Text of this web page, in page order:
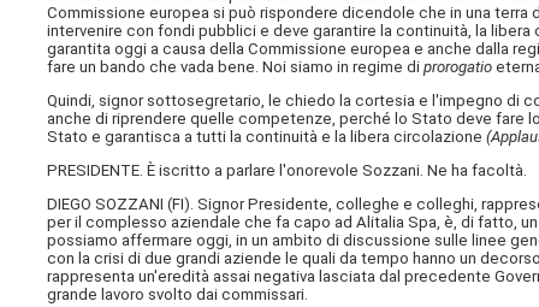
Commissione europea si può rispondere dicendole che in una
intervenire con fondi pubblici e deve garantire la continuità, la
garantita oggi a causa della Commissione europea e anche dalla
fare un bando che vada bene. Noi siamo in regime diprorogatio
Quindi, signor sottosegretario, le chiedo la cortesia e l'impegno di
anche di riprendere quelle competenze, perché lo Stato deve fare
Stato e garantisca a tutti la continuità e la libera circolazione
PRESIDENTE. È iscritto a parlare l'onorevole Sozzani. Ne ha facoltà.
DIEGO SOZZANI (FI). Signor Presidente, colleghe e colleghi,
per il complesso aziendale che fa capo ad Alitalia Spa, è, di fatto,
possiamo affermare oggi, in un ambito di discussione sulle linee
con la crisi di due grandi aziende le quali da tempo hanno un
rappresenta un'eredità assai negativa lasciata dal precedente
grande lavoro svolto dai commissari.